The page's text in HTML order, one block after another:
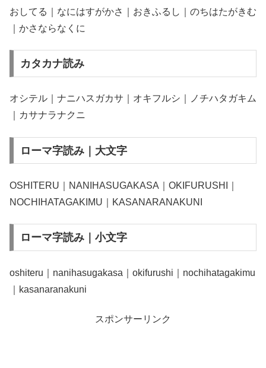
おしてる｜なにはすがかさ｜おきふるし｜のちはたがきむ
｜かさならなくに
カタカナ読み
オシテル｜ナニハスガカサ｜オキフルシ｜ノチハタガキム
｜カサナラナクニ
ローマ字読み｜大文字
OSHITERU｜NANIHASUGAKASA｜OKIFURUSHI｜
NOCHIHATAGAKIMU｜KASANARANAKUNI
ローマ字読み｜小文字
oshiteru｜nanihasugakasa｜okifurushi｜nochihatagakimu
｜kasanaranakuni
スポンサーリンク